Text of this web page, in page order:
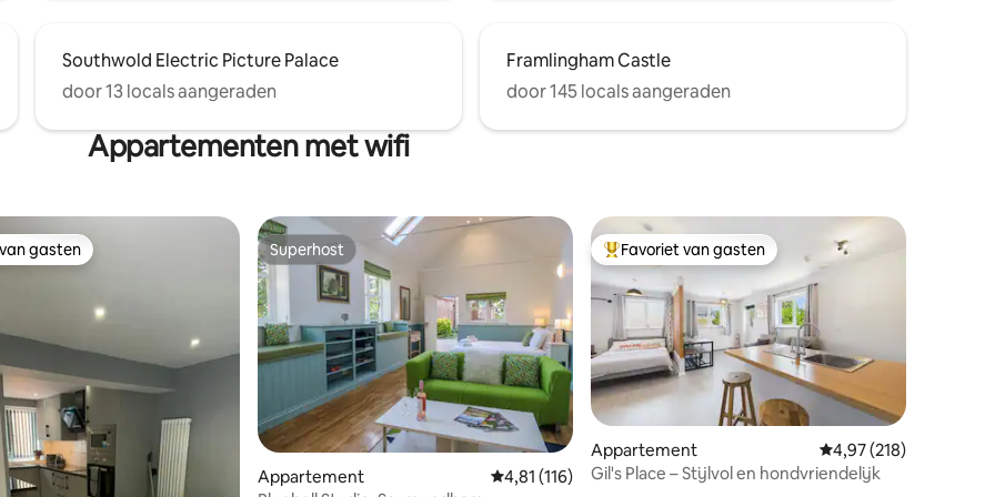
Southwold Electric Picture Palace
door 13 locals aangeraden
Framlingham Castle
door 145 locals aangeraden
Appartementen met wifi
gasten
gasten Superhost
Superhost
Appartement Gemiddelde beoordeling van 4,81 uit 5, 116 recensies
4,81 (116)
Topfavoriet van gasten
Favoriet van gasten
Appartement Gemiddelde
4,97 (218)
Gil's Place – Stijlvol en hondvriendelijk